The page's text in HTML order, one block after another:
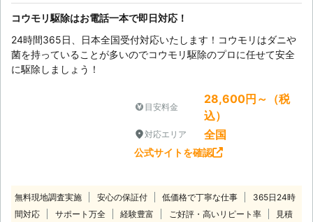
コウモリ駆除はお電話一本で即日対応！
24時間365日、日本全国受付対応いたします！コウモリはダニや
菌を持っていることが多いのでコウモリ駆除のプロに任せて安全
に駆除しましょう！
目安料金
28,600円～（税
込）
対応エリア 全国
公式サイトを確認
無料現地調査実施 安心の保証付 低価格で丁寧な仕事
365日24時
間対応
サポート万全 経験豊富 ご好評・高いリピート率
見積